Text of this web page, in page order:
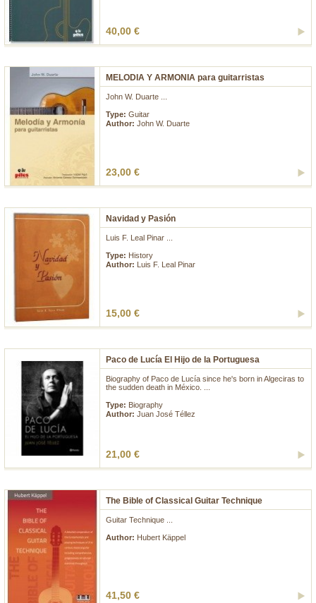
40,00 €
MELODIA Y ARMONIA para guitarristas
John W. Duarte ...
Type: Guitar
Author: John W. Duarte
23,00 €
Navidad y Pasión
Luis F. Leal Pinar ...
Type: History
Author:
Luis F. Leal Pinar
15,00 €
Paco de Lucía El Hijo de la Portuguesa
Biography of Paco de Lucía since he's born in Algeciras to
the sudden death in México. ...
Type: Biography
Author: Juan José Téllez
21,00 €
The Bible of Classical Guitar Technique
Guitar Technique ...
Author: Hubert Käppel
41,50 €